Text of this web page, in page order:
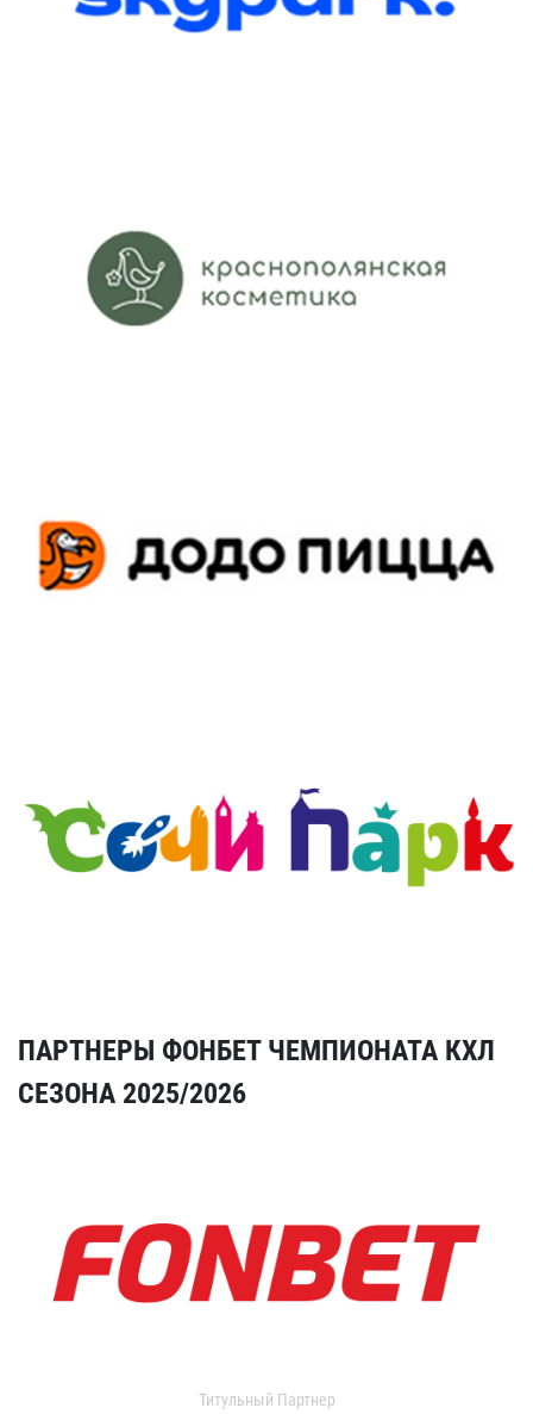
ПАРТНЕРЫ ФОНБЕТ ЧЕМПИОНАТА КХЛ
СЕЗОНА 2025/2026
Титульный Партнер